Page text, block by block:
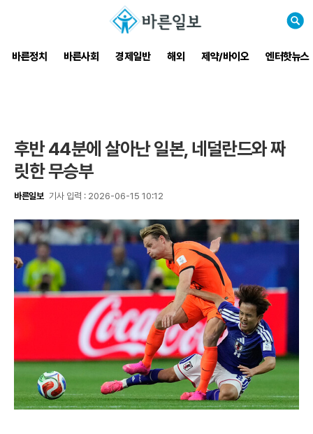
검
바른정치 바른사회 경제일반 해외 제약/바이오 엔터핫뉴스
후반 44분에 살아난 일본, 네덜란드와 짜
릿한 무승부
바른일보 기사 입력 : 2026-06-15 10:12